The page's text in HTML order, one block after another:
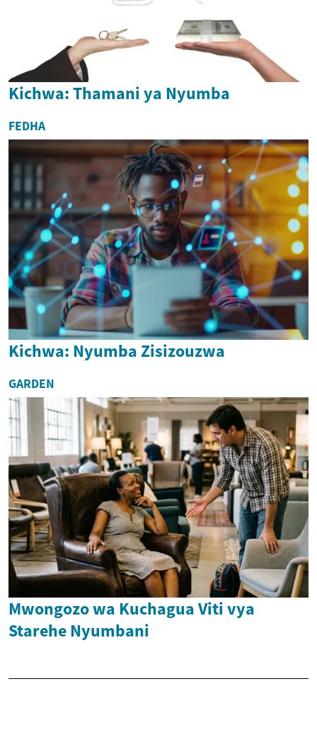
Kichwa: Thamani ya Nyumba
FEDHA
Kichwa: Nyumba Zisizouzwa
GARDEN
Mwongozo wa Kuchagua Viti vya
Starehe Nyumbani